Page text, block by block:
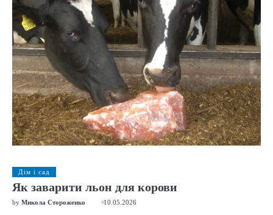
Дім і сад
Як заварити льон для корови
by Микола Стороженко 10.05.2026